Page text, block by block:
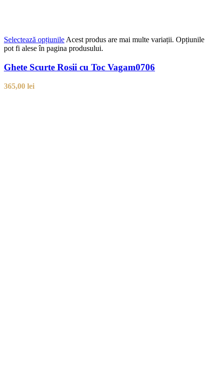
Selectează opțiunileAcest produs are mai multe variații. Opțiunile
pot fi alese în pagina produsului.
Ghete Scurte Rosii cu Toc Vagam0706
365,00 lei